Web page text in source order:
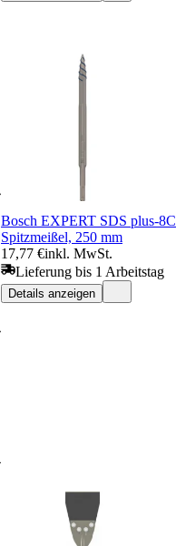
Bosch EXPERT SDS plus-8C
Spitzmeißel, 250 mm
17,77 €inkl. MwSt.
Lieferung bis 1 Arbeitstag
Details anzeigen